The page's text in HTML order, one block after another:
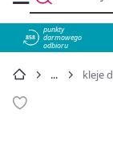
858
punkty
darmowego
odbioru
kleje do protez